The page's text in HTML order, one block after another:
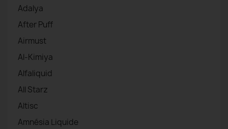
Adalya
After Puff
Airmust
Al-Kimiya
Alfaliquid
All Starz
Altisc
Amnésia Liquide